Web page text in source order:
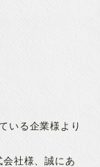
いる企業様より
社様、誠にあ